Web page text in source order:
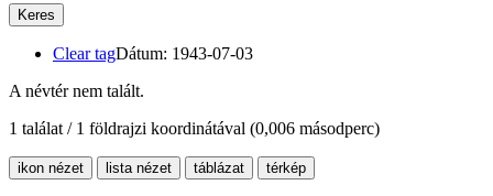
Keres
Clear tagDátum: 1943-07-03
A névtér nem talált.
1 találat / 1 földrajzi koordinátával (0,006 másodperc)
ikon nézet lista nézet táblázat térkép